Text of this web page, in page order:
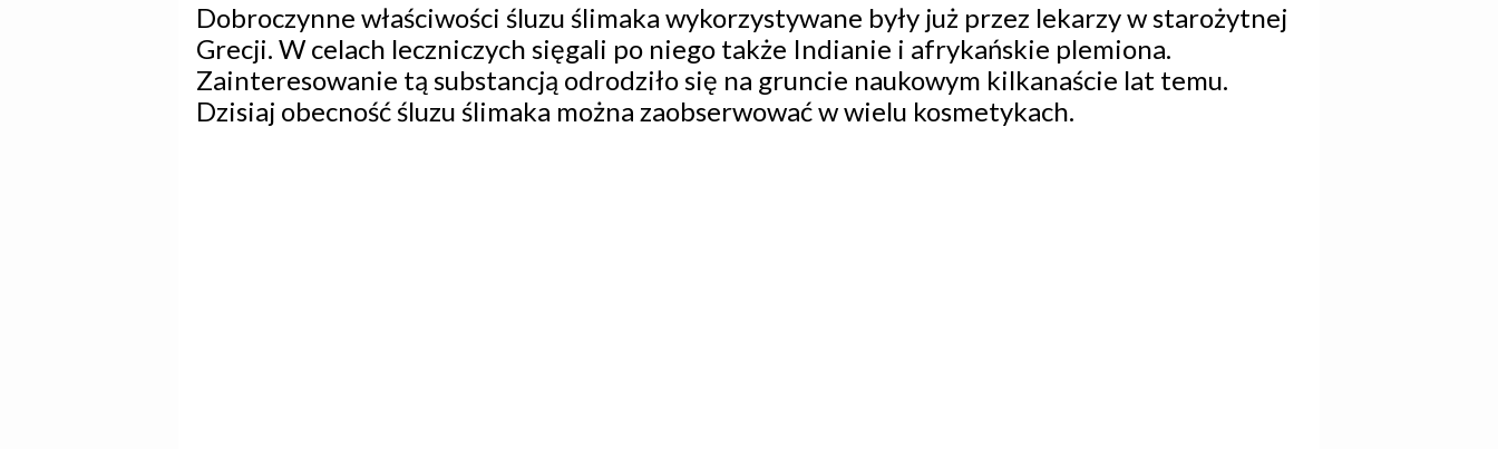
Dobroczynne właściwości śluzu ślimaka wykorzystywane były już przez lekarzy w starożytnej
Grecji. W celach leczniczych sięgali po niego także Indianie i afrykańskie plemiona.
Zainteresowanie tą substancją odrodziło się na gruncie naukowym kilkanaście lat temu.
Dzisiaj obecność śluzu ślimaka można zaobserwować w wielu kosmetykach.